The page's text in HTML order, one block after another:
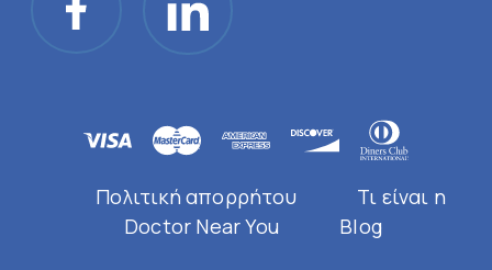
Πολιτική απορρήτου
Τι είναι η
Doctor Near You
Blog